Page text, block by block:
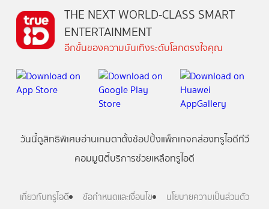
THE NEXT WORLD-CLASS SMART
ENTERTAINMENT
อีกขั้นของความบันเทิงระดับโลกตรงใจคุณ
วันนี้ดูสิทธิพิเศษอ่านเกมตาตั้งช้อปปิ้งแพ็กเกจกล่องทรูไอดีทีวี
คอมมูนิตี้บริการช่วยเหลือทรูไอดี
เกี่ยวกับทรูไอดี ข้อกำหนดและเงื่อนไข
นโยบายความเป็นส่วนตัว